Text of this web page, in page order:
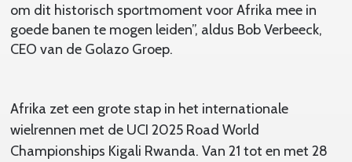
om dit historisch sportmoment voor Afrika mee in
goede banen te mogen leiden”, aldus Bob Verbeeck,
CEO van de Golazo Groep.
Afrika zet een grote stap in het internationale
wielrennen met de UCI 2025 Road World
Championships Kigali Rwanda. Van 21 tot en met 28